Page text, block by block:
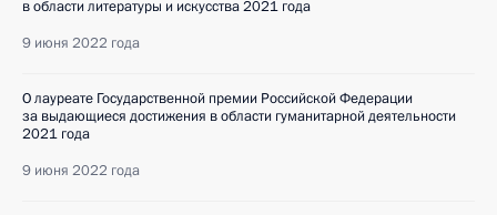
в области литературы и искусства 2021 года
9 июня 2022 года
О лауреате Государственной премии Российской Федерации
за выдающиеся достижения в области гуманитарной деятельности
2021 года
9 июня 2022 года